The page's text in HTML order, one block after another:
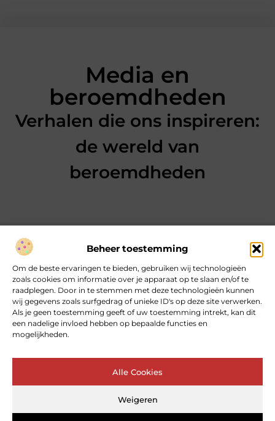
Beheer toestemming
Om de beste ervaringen te bieden, gebruiken wij technologieën
zoals cookies om informatie over je apparaat op te slaan en/of te
raadplegen. Door in te stemmen met deze technologieën kunnen
wij gegevens zoals surfgedrag of unieke ID's op deze site verwerken.
Als je geen toestemming geeft of uw toestemming intrekt, kan dit
een nadelige invloed hebben op bepaalde functies en
mogelijkheden.
Alle Cookies
Weigeren
Media en
beroemdheden
Verhalen die ons inspireren:
de wereld van
beroemdheden
Over heartcoaching
Jouw gids voor inspiratie en tips uit het dagelijks leven.
Ontdek een brede verzameling blogs en artikelen die je helpen
om het meeste uit elke dag te halen, met praktische adviezen
en verrassende inzichten.
Bericht categorie
Main Links